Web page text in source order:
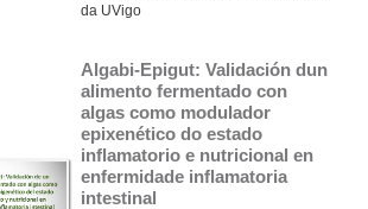
da UVigo
Algabi-Epigut: Validación dun
alimento fermentado con
algas como modulador
epixenético do estado
inflamatorio e nutricional en
enfermidade inflamatoria
intestinal